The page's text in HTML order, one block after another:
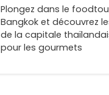
Plongez dans le
Bangkok et découvrez
de la capitale
pour les gourmets